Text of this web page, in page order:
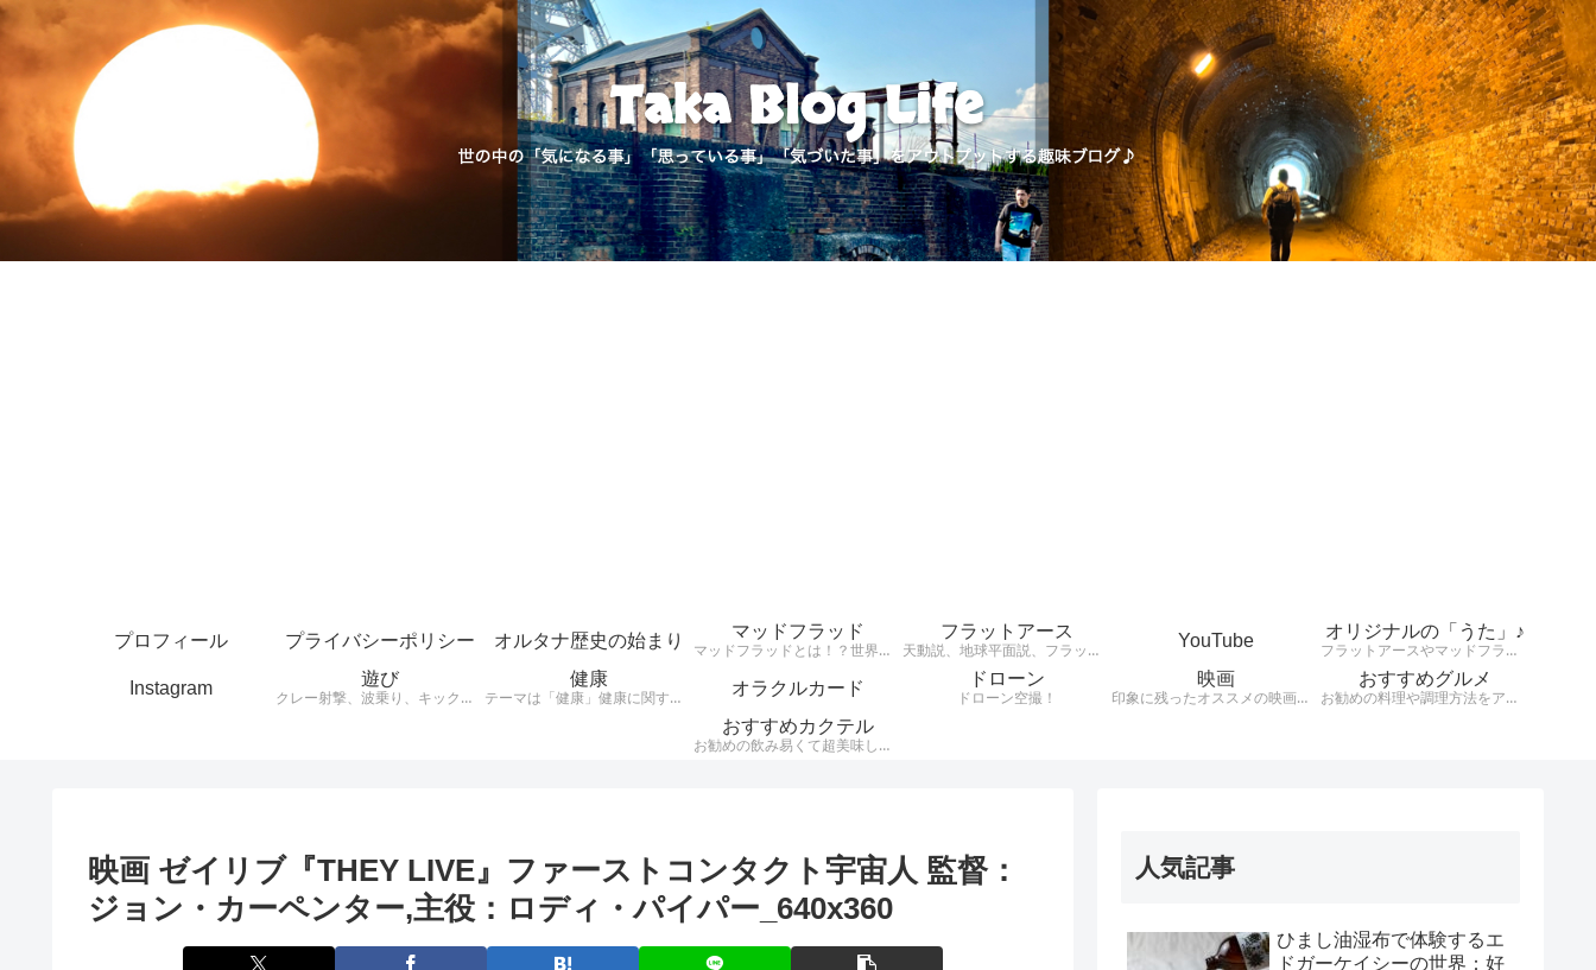
プロフィール プライバシーポリシー オルタナ歴史の始まり
マッドフラッド
マッドフラッドとは！？世界中の建物が埋まっていて、その建物の様式が世界同一（レトロ建築レンガ建築など）だという事実がある・・・それがMudfloodです。それらレンガ建築レトロ建築はここ日本にもたくさん現存している。 200年ほど前に世界がグレートリセットされ、歴史が書き換えられ現在に至るとうい興味深い説。
フラットアース
天動説、地球平面説、フラットアース、大地は平、太陽は小さくて高度上空存在している。様々な説を検証します。
YouTube
オリジナルの「うた」♪
フラットアースやマッドフラッド、健康や興味のあることをオリジナルの歌詞とリズムで発信！！！！
Instagram
遊び
クレー射撃、波乗り、キックボード、スケートボードなど思ったことをアウトプットします。
健康
テーマは「健康」健康に関する様々なジャンルのお話を、わかりやすくお話します。自分が好きな事、興味のある事をアウトプットするブログです。
オラクルカード
ドローン
ドローン空撮！
映画
印象に残ったオススメの映画を紹介します。
おすすめグルメ
お勧めの料理や調理方法をアウトプットする。
おすすめカクテル
お勧めの飲み易くて超美味しいカクテルをご紹介。騙されたつもりで飲んでほしいカクテルをシンプルにお伝えします。
映画 ゼイリブ『THEY LIVE』ファーストコンタクト宇宙人 監督：
ジョン・カーペンター,主役：ロディ・パイパー_640x360
人気記事
ひまし油湿布で体験するエ
ドガーケイシーの世界：好